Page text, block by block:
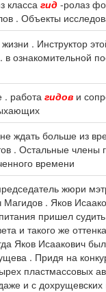
класса гид -ролаз
. Объекты
. Инструктор
. в ознакомительной
. работа гидов и
ждать больше из
. Остальные члены
времени
жюри
. Яков
пришел
и такого же
Яков Исаакович
. Придя на
пластмассовых
и с